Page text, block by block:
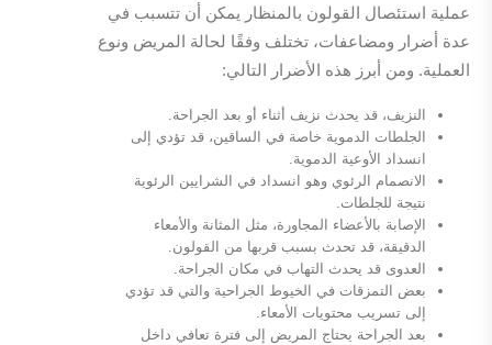
عملية استئصال القولون بالمنظار يمكن أن تتسبب في
عدة أضرار ومضاعفات، تختلف وفقًا لحالة المريض ونوع
العملية. ومن أبرز هذه الأضرار التالي:
النزيف، قد يحدث نزيف أثناء أو بعد الجراحة.
الجلطات الدموية خاصة في الساقين، قد تؤدي إلى
انسداد الأوعية الدموية.
الانصمام الرئوي وهو انسداد في الشرايين الرئوية
نتيجة للجلطات.
الإصابة بالأعضاء المجاورة، مثل المثانة والأمعاء
الدقيقة، قد تحدث بسبب قربها من القولون.
العدوى قد يحدث التهاب في مكان الجراحة.
بعض التمزقات في الخيوط الجراحية والتي قد تؤدي
إلى تسريب محتويات الأمعاء.
بعد الجراحة يحتاج المريض إلى فترة تعافي داخل